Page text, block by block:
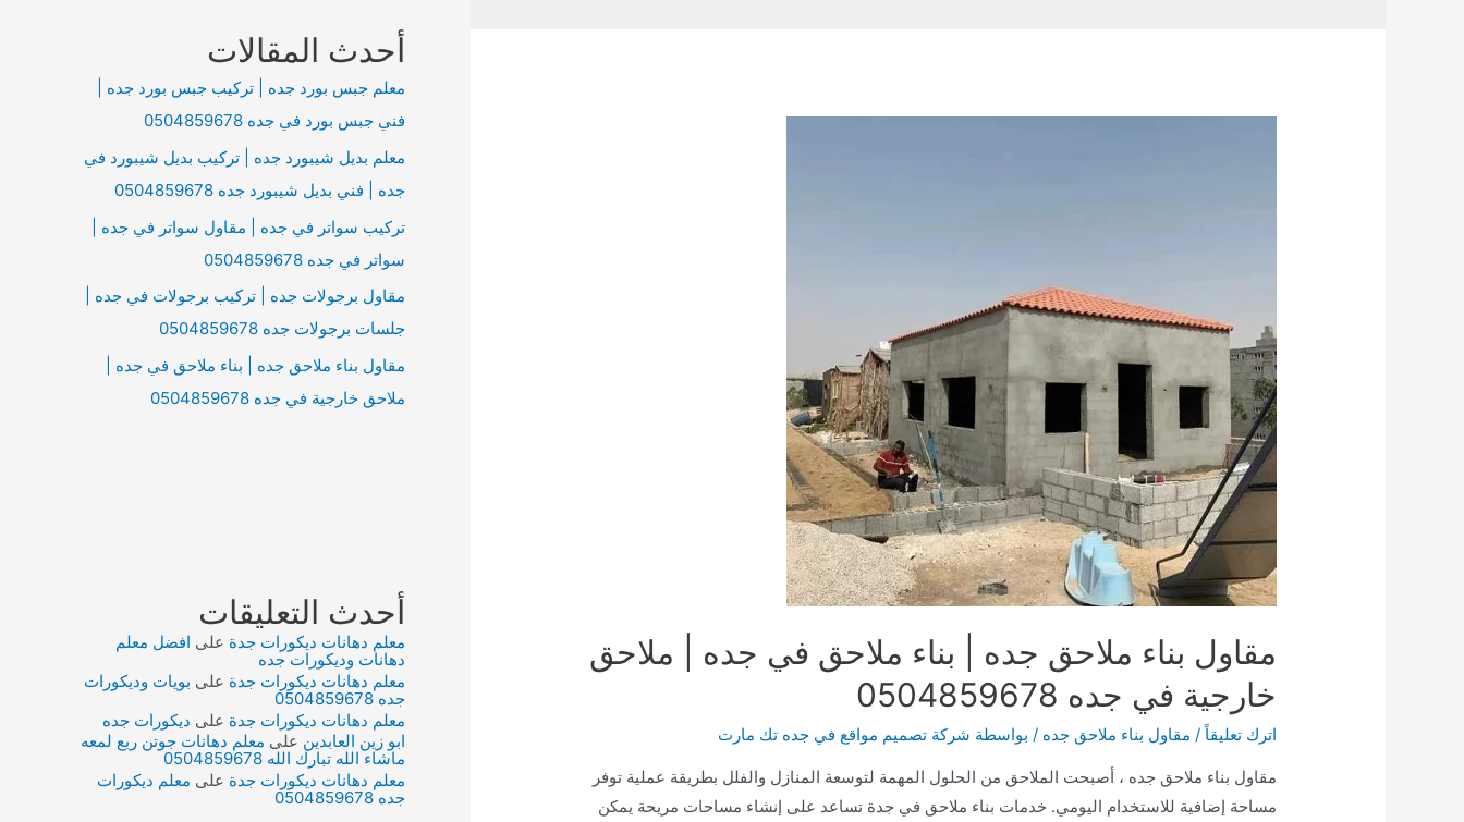
مقاول بناء ملاحق جده | بناء ملاحق في جده | ملاحق
خارجية في جده 0504859678
اترك تعليقاً / مقاول بناء ملاحق جده / بواسطة شركة تصميم مواقع في جده تك مارت
مقاول بناء ملاحق جده ، أصبحت الملاحق من الحلول المهمة لتوسعة المنازل والفلل بطريقة عملية توفر
مساحة إضافية للاستخدام اليومي. خدمات بناء ملاحق في جدة تساعد على إنشاء مساحات مريحة يمكن
أحدث المقالات
معلم جبس بورد جده | تركيب جبس بورد جده |
فني جبس بورد في جده 0504859678
معلم بديل شيبورد جده | تركيب بديل شيبورد في
جده | فني بديل شيبورد جده 0504859678
تركيب سواتر في جده | مقاول سواتر في جده |
سواتر في جده 0504859678
مقاول برجولات جده | تركيب برجولات في جده |
جلسات برجولات جده 0504859678
مقاول بناء ملاحق جده | بناء ملاحق في جده |
ملاحق خارجية في جده 0504859678
أحدث التعليقات
معلم دهانات ديكورات جدة على افضل معلم
دهانات وديكورات جده
معلم دهانات ديكورات جدة على بويات وديكورات
جده 0504859678
معلم دهانات ديكورات جدة على ديكورات جده
ابو زين العابدين على معلم دهانات جوتن ربع لمعه
ماشاء الله تبارك الله 0504859678
معلم دهانات ديكورات جدة على معلم ديكورات
جده 0504859678